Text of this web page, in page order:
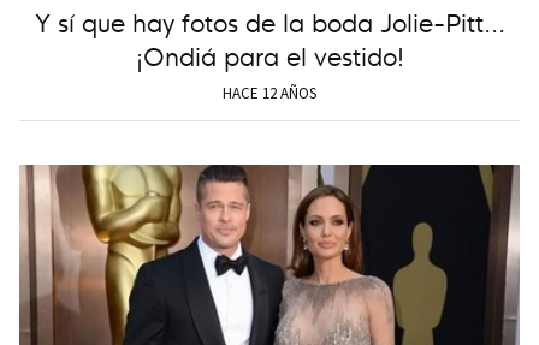
Y sí que hay fotos de la boda Jolie-Pitt...
¡Ondiá para el vestido!
HACE 12 AÑOS